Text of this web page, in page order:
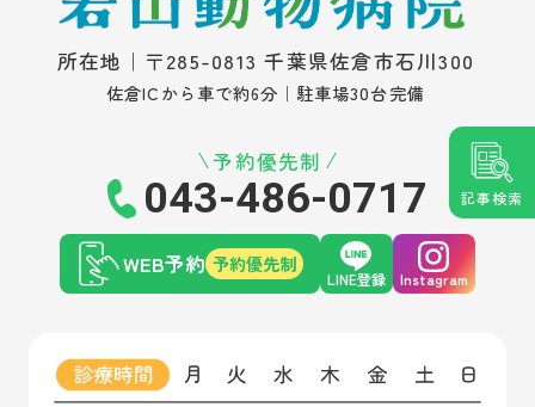
記事検索
所在地｜〒285-0813 千葉県佐倉市石川300
佐倉ICから車で約6分｜駐車場30台完備
予約優先制
043-486-0717
WEB予約 予約優先制
LINE登録 Instagram